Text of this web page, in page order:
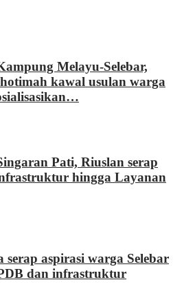
Melayu-Selebar,
kawal usulan warga
Pati, Riuslan serap
hingga Layanan
serap aspirasi warga Selebar
dan infrastruktur